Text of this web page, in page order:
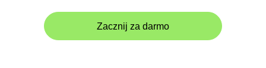
Zacznij za darmo